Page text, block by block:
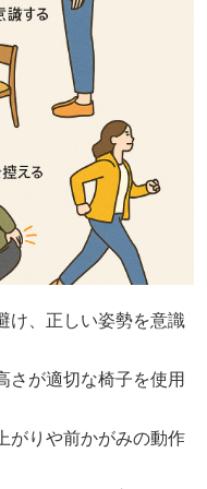
け、正しい姿勢を意識
さが適切な椅子を使用
がりや前かがみの動作